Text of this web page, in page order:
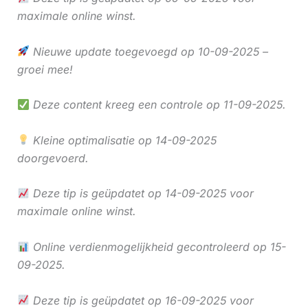
maximale online winst.
Nieuwe update toegevoegd op 10-09-2025 –
groei mee!
Deze content kreeg een controle op 11-09-2025.
Kleine optimalisatie op 14-09-2025
doorgevoerd.
Deze tip is geüpdatet op 14-09-2025 voor
maximale online winst.
Online verdienmogelijkheid gecontroleerd op 15-
09-2025.
Deze tip is geüpdatet op 16-09-2025 voor